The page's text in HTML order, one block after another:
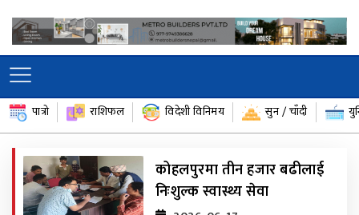
पात्रो राशिफल विदेशी विनिमय सुन / चाँदी
कोहलपुरमा तीन हजार बढीलाई
निःशुल्क स्वास्थ्य सेवा